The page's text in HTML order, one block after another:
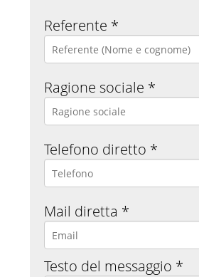
Referente *
Ragione sociale *
Telefono diretto *
Mail diretta *
Testo del messaggio *